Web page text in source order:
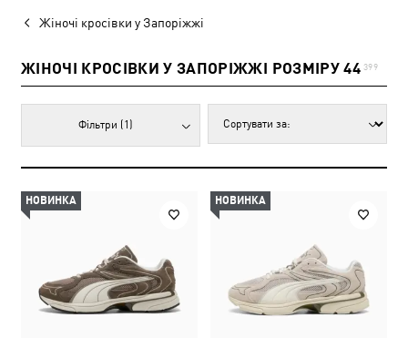
Жіночі кросівки у Запоріжжі
ЖІНОЧІ КРОСІВКИ У ЗАПОРІЖЖІ РОЗМІРУ 44 399
Фільтри (1)
НОВИНКА НОВИНКА